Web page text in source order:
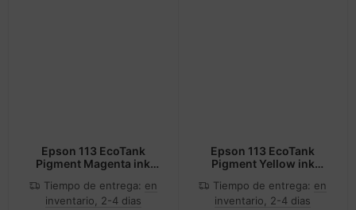
Epson 113 EcoTank
Pigment Magenta ink
Tiempo de entrega: en
inventario, 2-4 dias
Epson 113 EcoTank
Pigment Yellow ink
Tiempo de entrega: en
inventario, 2-4 dias